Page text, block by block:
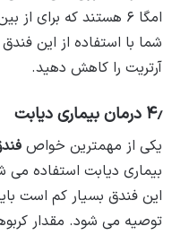
امگا ۶ هستند که برای
شما با استفاده از این
آرتریت را کاهش دهید.
۴٫ درمان بیماری دیابت
یکی از مهمترین خواص
بیماری دیابت استفاده
این فندق بسیار کم است
توصیه می شود. مقدار